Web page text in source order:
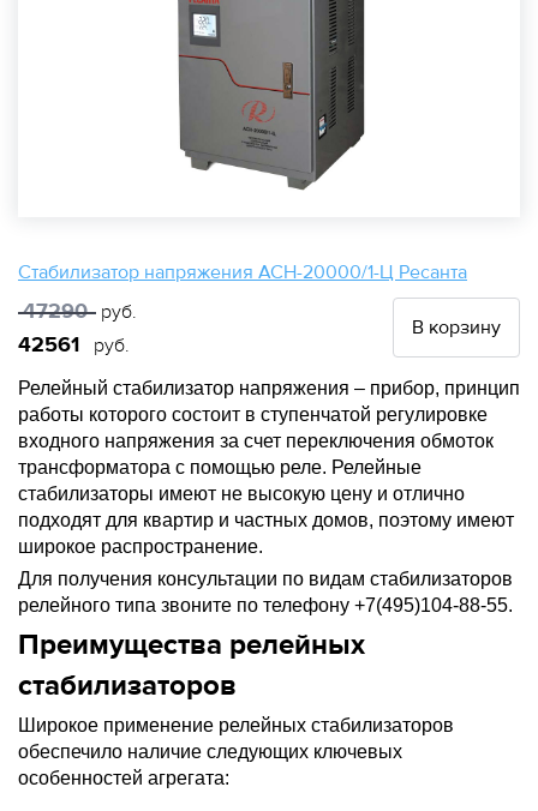
Стабилизатор напряжения АСН-20000/1-Ц Ресанта
47290 руб.
42561 руб.
В корзину
Релейный стабилизатор напряжения – прибор, принцип
работы которого состоит в ступенчатой регулировке
входного напряжения за счет переключения обмоток
трансформатора с помощью реле. Релейные
стабилизаторы имеют не высокую цену и отлично
подходят для квартир и частных домов, поэтому имеют
широкое распространение.
Для получения консультации по видам стабилизаторов
релейного типа звоните по телефону +7(495)104-88-55.
Преимущества релейных
стабилизаторов
Широкое применение релейных стабилизаторов
обеспечило наличие следующих ключевых
особенностей агрегата: